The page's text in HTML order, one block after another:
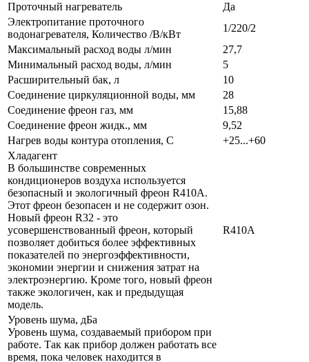
Проточный нагреватель
Да
Электропитание проточного
водонагревателя, Количество /В/кВт
1/220/2
Максимальный расход воды л/мин
27,7
Минимальный расход воды, л/мин
5
Расширительный бак, л
10
Соединение циркуляционной воды, мм
28
Соединение фреон газ, мм
15,88
Соединение фреон жидк., мм
9,52
Нагрев воды контура отопления, С
+25...+60
Хладагент
В большинстве современных
кондиционеров воздуха используется
безопасный и экологичный фреон R410A.
Этот фреон безопасен и не содержит озон.
Новый фреон R32 - это
усовершенствованный фреон, который
позволяет добиться более эффективных
показателей по энергоэффективности,
экономии энергии и снижения затрат на
электроэнергию. Кроме того, новый фреон
также экологичен, как и предыдущая
модель.
R410A
Уровень шума, дБа
Уровень шума, создаваемый прибором при
работе. Так как прибор должен работать все
время, пока человек находится в